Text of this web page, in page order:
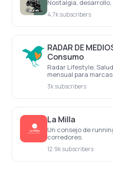
Nostalgia,
4.7k subscribers
RADAR DE
Consumo
Radar Lifestyle,
mensual para
3k subscribers
La Milla
Un consejo de
corredores.
12.9k subscribers